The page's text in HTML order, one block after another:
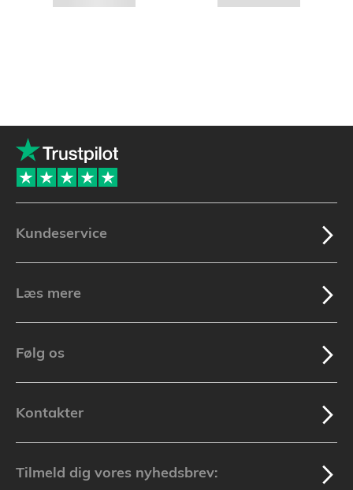
Kundeservice
Læs mere
Følg os
Kontakter
Tilmeld dig vores nyhedsbrev: